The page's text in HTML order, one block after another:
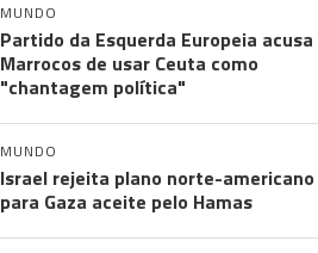
MUNDO
Partido da Esquerda Europeia acusa
Marrocos de usar Ceuta como
"chantagem política"
MUNDO
Israel rejeita plano norte-americano
para Gaza aceite pelo Hamas